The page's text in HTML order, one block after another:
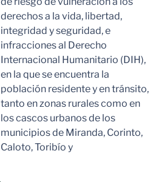
derechos a la vida, libertad,
integridad y seguridad, e
infracciones al Derecho
Internacional Humanitario (DIH),
en la que se encuentra la
población residente y en tránsito,
tanto en zonas rurales como en
los cascos urbanos de los
municipios de Miranda, Corinto,
Caloto, Toribío y